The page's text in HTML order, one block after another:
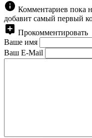
Комментариев пока
добавит самый первый
Прокомментировать
Ваше имя
Ваш E-Mail